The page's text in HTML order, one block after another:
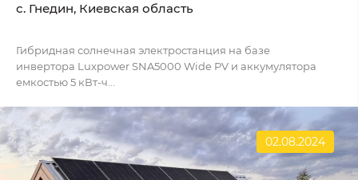
с. Гнедин, Киевская область
Гибридная солнечная электростанция на базе
инвертора Luxpower SNA5000 Wide PV и аккумулятора
емкостью 5 кВт-ч...
02.08.2024